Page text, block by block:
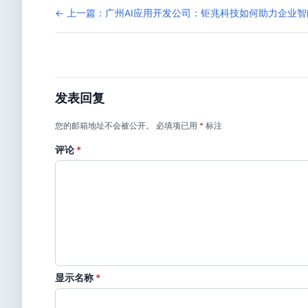
← 上一篇：广州AI应用开发公司：钜兆科技如何助力企业
发表回复
您的邮箱地址不会被公开。 必填项已用 * 标注
评论 *
显示名称 *